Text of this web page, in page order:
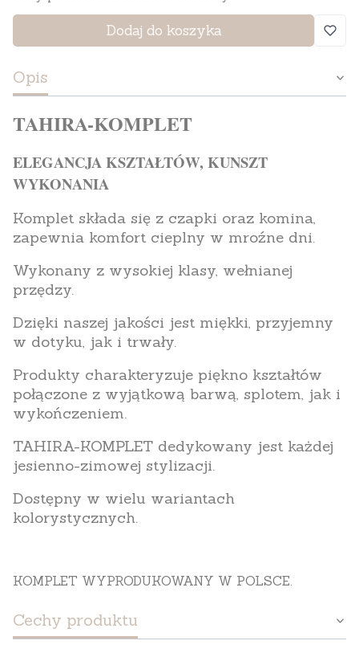
Dodaj do koszyka
Opis
TAHIRA-KOMPLET
ELEGANCJA KSZTAŁTÓW, KUNSZT
WYKONANIA
Komplet składa się z czapki oraz komina,
zapewnia komfort cieplny w mroźne dni.
Wykonany z wysokiej klasy, wełnianej
przędzy.
Dzięki naszej jakości jest miękki, przyjemny
w dotyku, jak i trwały.
Produkty charakteryzuje piękno kształtów
połączone z wyjątkową barwą, splotem, jak i
wykończeniem.
TAHIRA-KOMPLET dedykowany jest każdej
jesienno-zimowej stylizacji.
Dostępny w wielu wariantach
kolorystycznych.
KOMPLET WYPRODUKOWANY W POLSCE.
Cechy produktu